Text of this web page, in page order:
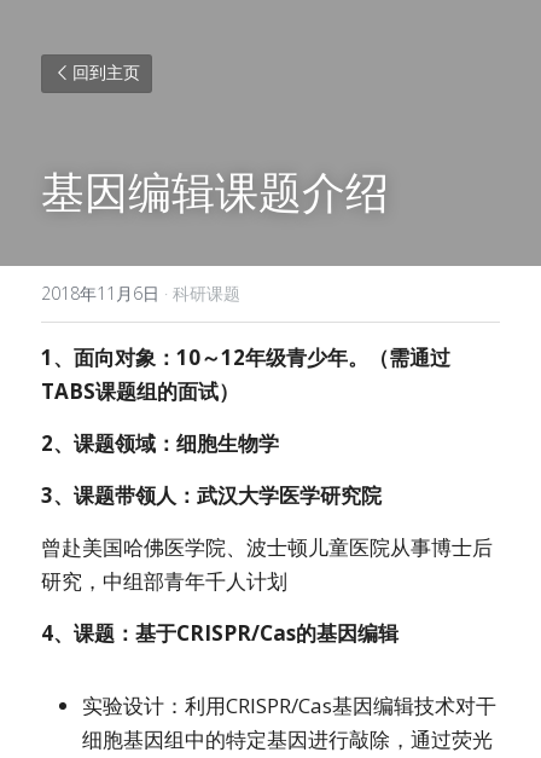
回到主页
基因编辑课题介绍
2018年11月6日 · 科研课题
1、面向对象：10～12年级青少年。（需通过
TABS课题组的面试）
2、课题领域：细胞生物学
3、课题带领人：武汉大学医学研究院
曾赴美国哈佛医学院、波士顿儿童医院从事博士后
研究，中组部青年千人计划
4、课题：基于CRISPR/Cas的基因编辑
实验设计：利用CRISPR/Cas基因编辑技术对干
细胞基因组中的特定基因进行敲除，通过荧光